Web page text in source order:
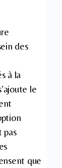
des
à la
le
pas
que